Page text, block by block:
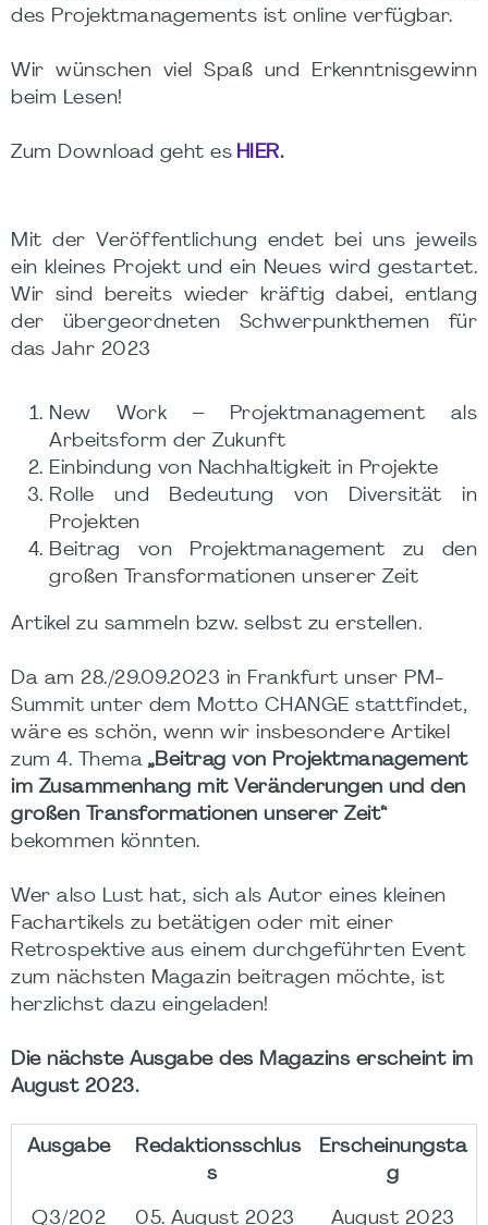
des Projektmanagements ist online verfügbar.
Wir wünschen viel Spaß und Erkenntnisgewinn
beim Lesen!
Zum Download geht es HIER.
Mit der Veröffentlichung endet bei uns jeweils
ein kleines Projekt und ein Neues wird gestartet.
Wir sind bereits wieder kräftig dabei, entlang
der übergeordneten Schwerpunkthemen für
das Jahr 2023
New Work – Projektmanagement als
Arbeitsform der Zukunft
Einbindung von Nachhaltigkeit in Projekte
Rolle und Bedeutung von Diversität in
Projekten
Beitrag von Projektmanagement zu den
großen Transformationen unserer Zeit
Artikel zu sammeln bzw. selbst zu erstellen.
Da am 28./29.09.2023 in Frankfurt unser PM-
Summit unter dem Motto CHANGE stattfindet,
wäre es schön, wenn wir insbesondere Artikel
zum 4. Thema „Beitrag von Projektmanagement
im Zusammenhang mit Veränderungen und den
großen Transformationen unserer Zeit“
bekommen könnten.
Wer also Lust hat, sich als Autor eines kleinen
Fachartikels zu betätigen oder mit einer
Retrospektive aus einem durchgeführten Event
zum nächsten Magazin beitragen möchte, ist
herzlichst dazu eingeladen!
Die nächste Ausgabe des Magazins erscheint im
August 2023.
Ausgabe
Redaktionsschlus
s
Erscheinungsta
g
Q3/202
05. August 2023 August 2023